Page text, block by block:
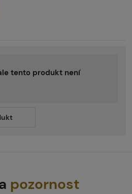
tento produkt není
pozornost